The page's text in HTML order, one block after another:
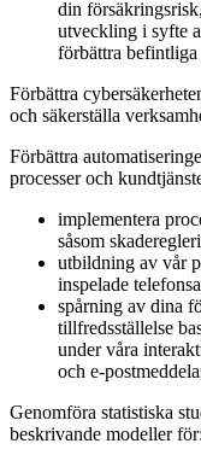
din
utveckling i syfte
förbättra
Förbättra
och säkerställa
Förbättra
processer och
implementera
såsom
utbildning av vår
inspelade
spårning av dina
tillfredsställelse
under våra
och e-
Genomföra statistiska
beskrivande modeller för: